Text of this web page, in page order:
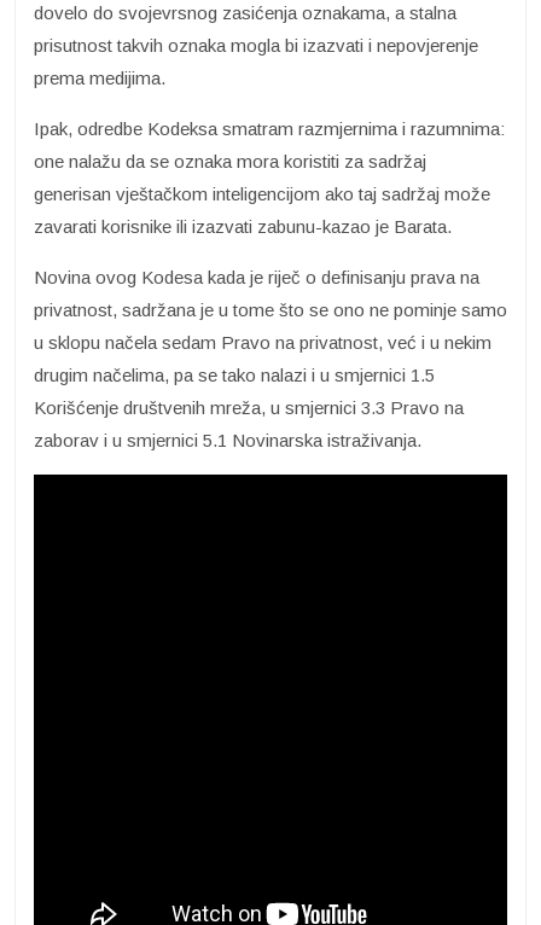
dovelo do svojevrsnog zasićenja oznakama, a stalna
prisutnost takvih oznaka mogla bi izazvati i nepovjerenje
prema medijima.
Ipak, odredbe Kodeksa smatram razmjernima i razumnima:
one nalažu da se oznaka mora koristiti za sadržaj
generisan vještačkom inteligencijom ako taj sadržaj može
zavarati korisnike ili izazvati zabunu-kazao je Barata.
Novina ovog Kodesa kada je riječ o definisanju prava na
privatnost, sadržana je u tome što se ono ne pominje samo
u sklopu načela sedam Pravo na privatnost, već i u nekim
drugim načelima, pa se tako nalazi i u smjernici 1.5
Korišćenje društvenih mreža, u smjernici 3.3 Pravo na
zaborav i u smjernici 5.1 Novinarska istraživanja.